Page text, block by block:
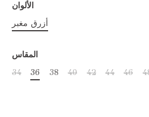
الألوان
أزرق مغبر
المقاس
34
36 38 40 42 44 46